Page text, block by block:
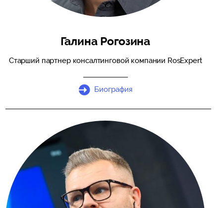
Галина Рогозина
Старший партнер консалтинговой компании RosExpert
Биография